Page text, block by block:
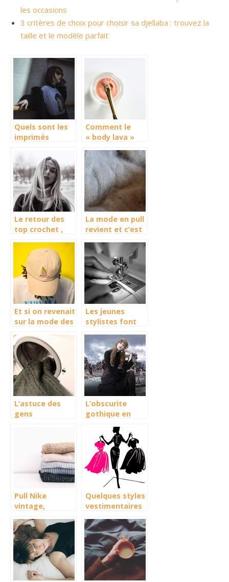
les occasions
3 critères de choix pour choisir sa djellaba : trouvez la
taille et le modèle parfait
Quels sont les
imprimés
cet été ?
Comment le
« body lava »
révolutionné le
milieu du
maquillage ?
Le retour des
top crochet ,
qui revient en
force
La mode en pull
revient et c’est
Et si on revenait
sur la mode des
Les jeunes
stylistes font
leur surjeteuse
L’astuce des
gens
son pull
cachemire ?
L’obscurite
gothique en
looks pour elle
Pull Nike
vintage,
trouver une
pépite ?
Quelques styles
vestimentaires
quarantenaire